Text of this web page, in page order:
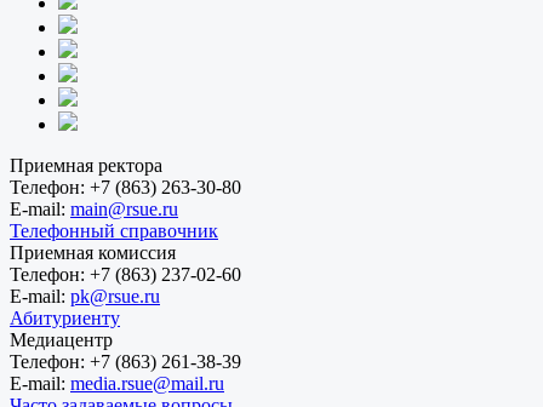
Приемная ректора
Телефон: +7 (863) 263-30-80
E-mail: main@rsue.ru
Телефонный справочник
Приемная комиссия
Телефон: +7 (863) 237-02-60
E-mail: pk@rsue.ru
Абитуриенту
Медиацентр
Телефон: +7 (863) 261-38-39
E-mail: media.rsue@mail.ru